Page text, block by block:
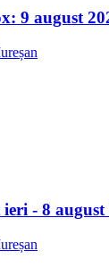
9 august
- 8